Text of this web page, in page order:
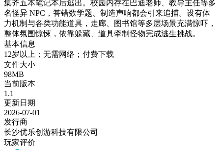
集齐五本笔记本后逃出。校园内存在巴迪老师、教导主任等多
名怪异 NPC，答错数学题、制造声响都会引来追捕。设有体
力机制与各类功能道具，走廊、图书馆等多层场景充满惊吓，
整体氛围惊悚，依靠躲藏、道具牵制怪物完成逃生挑战。
基本信息
12岁以上；无需网络；付费下载
文件大小
98MB
当前版本
1.1
更新日期
2026-07-01
发行商
长沙优乐创游科技有限公司
玩家评价